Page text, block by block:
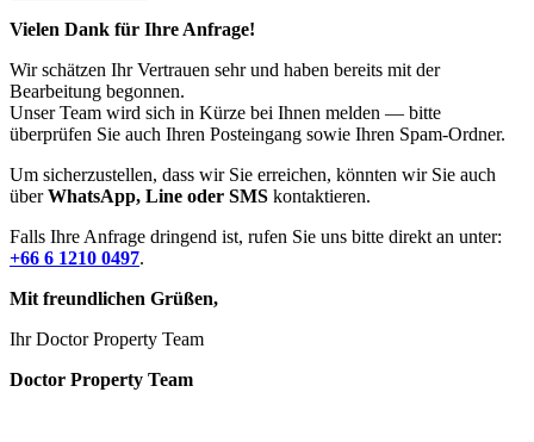
Vielen Dank für Ihre Anfrage!
Wir schätzen Ihr Vertrauen sehr und haben bereits mit der
Bearbeitung begonnen.
Unser Team wird sich in Kürze bei Ihnen melden — bitte
überprüfen Sie auch Ihren Posteingang sowie Ihren Spam-Ordner.
Um sicherzustellen, dass wir Sie erreichen, könnten wir Sie auch
überWhatsApp, Line oder SMS kontaktieren.
Falls Ihre Anfrage dringend ist, rufen Sie uns bitte direkt an unter:
+66 6 1210 0497.
Mit freundlichen Grüßen,
Ihr Doctor Property Team
Doctor Property Team